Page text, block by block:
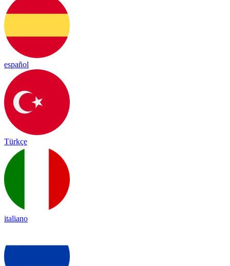
español
Türkçe
italiano